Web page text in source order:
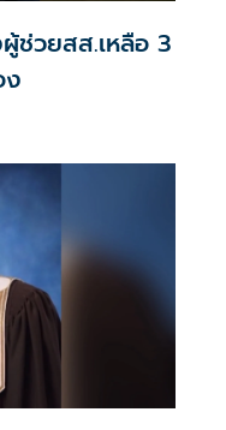
ช่วยสส.เหลือ 3